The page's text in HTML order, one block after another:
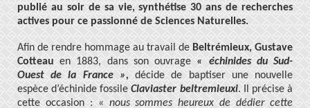
publié au soir de sa vie, synthétise 30 ans de recherches
actives pour ce passionné de Sciences Naturelles.
Afin de rendre hommage au travail deBeltrémieux, Gustave
Cotteauen 1883, dans son ouvrage« échinides du Sud-
Ouest de la France »,décide de baptiser une nouvelle
espèce d’échinide fossileClaviaster beltremieuxi. Il précise à
cette occasion :« nous sommes heureux de dédier cette